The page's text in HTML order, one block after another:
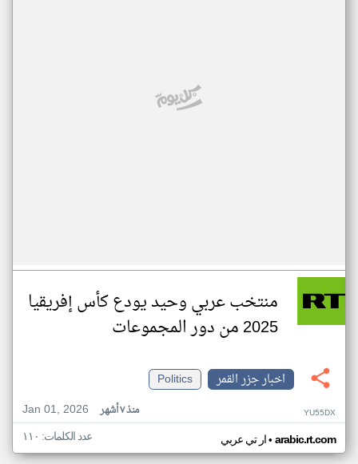
منتخب عربي وحيد يودع كأس إفريقيا
2025 من دور المجموعات
اخبار جزر القمر
Politics
Jan 01, 2026
منذ ٧ أشهر YU55DX
ار تي عربي• arabic.rt.com عدد الكلمات: ١١٠